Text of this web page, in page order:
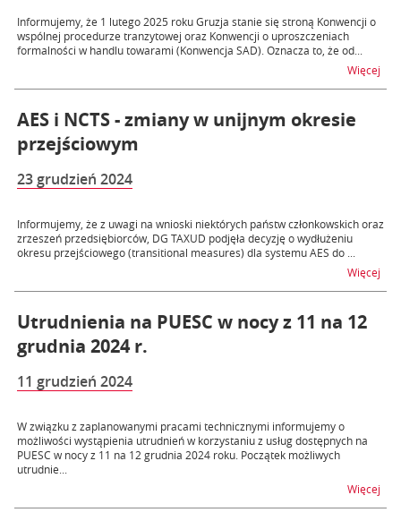
Informujemy, że 1 lutego 2025 roku Gruzja stanie się stroną Konwencji o
wspólnej procedurze tranzytowej oraz Konwencji o uproszczeniach
formalności w handlu towarami (Konwencja SAD). Oznacza to, że od...
Więcej
AES i NCTS - zmiany w unijnym okresie
przejściowym
23 grudzień 2024
Informujemy, że z uwagi na wnioski niektórych państw członkowskich oraz
zrzeszeń przedsiębiorców, DG TAXUD podjęła decyzję o wydłużeniu
okresu przejściowego (transitional measures) dla systemu AES do ...
Więcej
Utrudnienia na PUESC w nocy z 11 na 12
grudnia 2024 r.
11 grudzień 2024
W związku z zaplanowanymi pracami technicznymi informujemy o
możliwości wystąpienia utrudnień w korzystaniu z usług dostępnych na
PUESC w nocy z 11 na 12 grudnia 2024 roku. Początek możliwych
utrudnie...
Więcej